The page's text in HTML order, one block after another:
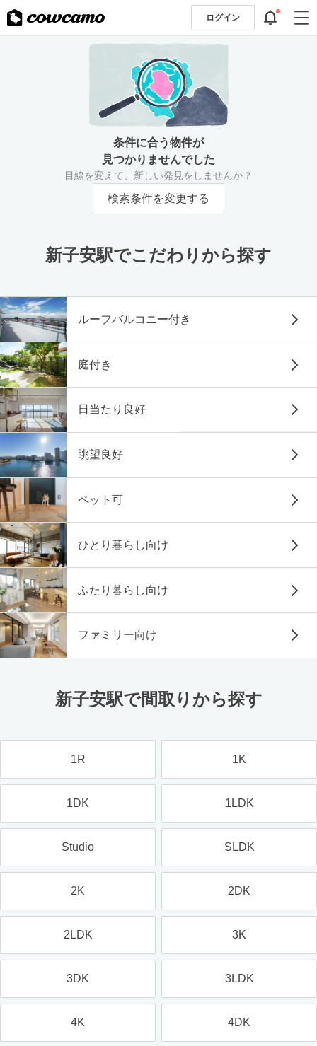
ログイン
条件に合う物件が
見つかりませんでした
目線を変えて、新しい発見をしませんか？
検索条件を変更する
新子安駅でこだわりから探す
ルーフバルコニー付き
庭付き
日当たり良好
眺望良好
ペット可
ひとり暮らし向け
ふたり暮らし向け
ファミリー向け
新子安駅で間取りから探す
1R 1K
1DK 1LDK
Studio SLDK
2K 2DK
2LDK 3K
3DK 3LDK
4K 4DK